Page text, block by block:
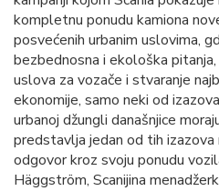
kompletnu ponudu kamiona
posvećenih urbanim uslovima,
bezbednosna i ekološka
uslova za vozače i stvaranje
ekonomije, samo neki od
urbanoj džungli današnjice
predstavlja jedan od tih izazova
odgovor kroz svoju ponudu
Häggström, Scanijina